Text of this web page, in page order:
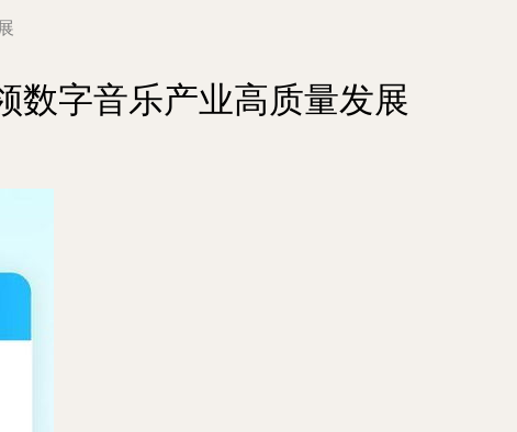
数字音乐产业高质量发展